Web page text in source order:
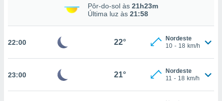
possam
tal,
Pôr-do-sol às 21h23m
Última luz às 21:58
22:00 22°
Nordeste
10 - 18 km/h
23:00 21°
Nordeste
11 - 18 km/h